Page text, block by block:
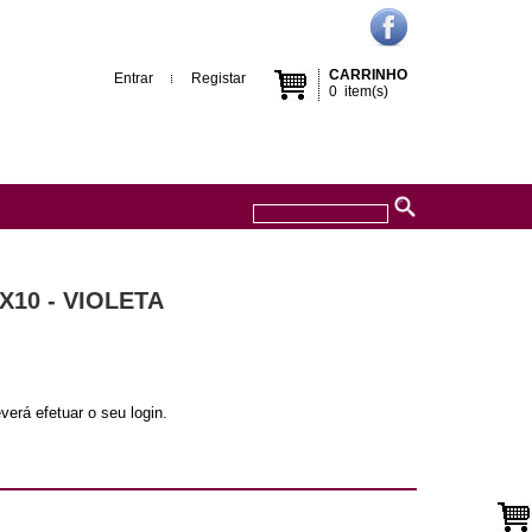
CARRINHO
0 item(s)
Entrar Registar
- VIOLETA
efetuar o seu login.